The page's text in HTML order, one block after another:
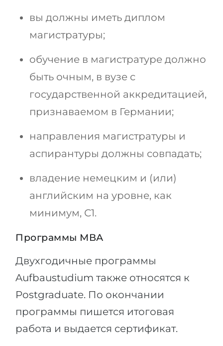
вы должны иметь диплом
магистратуры;
обучение в магистратуре должно
быть очным, в вузе с
государственной аккредитацией,
признаваемом в Германии;
направления магистратуры и
аспирантуры должны совпадать;
владение немецким и (или)
английским на уровне, как
минимум, С1.
Программы МВА
Двухгодичные программы
Aufbaustudium также относятся к
Postgraduate. По окончании
программы пишется итоговая
работа и выдается сертификат.